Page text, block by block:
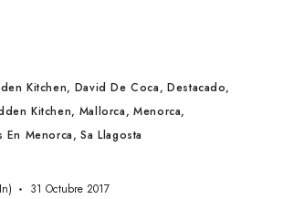
Kitchen David De Coca Destacado
Kitchen Mallorca Menorca
En Menorca Sa Llagosta
31 Octubre 2017